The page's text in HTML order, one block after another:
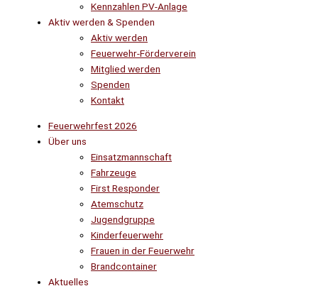
Kennzahlen PV-Anlage
Aktiv werden & Spenden
Aktiv werden
Feuerwehr-Förderverein
Mitglied werden
Spenden
Kontakt
Feuerwehrfest 2026
Über uns
Einsatzmannschaft
Fahrzeuge
First Responder
Atemschutz
Jugendgruppe
Kinderfeuerwehr
Frauen in der Feuerwehr
Brandcontainer
Aktuelles